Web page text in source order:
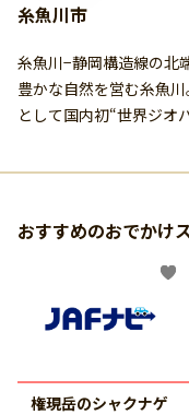
糸魚川市
糸魚川−静岡構造線の北
豊かな自然を営む糸魚
として国内初“世界ジオ
おすすめのおでかけ
権現岳のシャクナゲ